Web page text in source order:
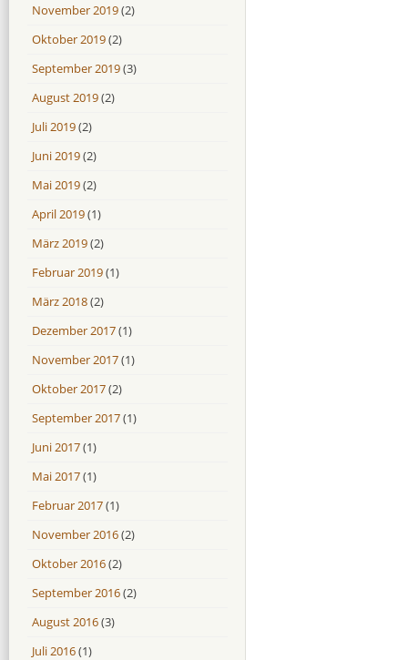
November 2019(2)
Oktober 2019(2)
September 2019(3)
August 2019(2)
Juli 2019(2)
Juni 2019(2)
Mai 2019(2)
April 2019(1)
März 2019(2)
Februar 2019(1)
März 2018(2)
Dezember 2017(1)
November 2017(1)
Oktober 2017(2)
September 2017(1)
Juni 2017(1)
Mai 2017(1)
Februar 2017(1)
November 2016(2)
Oktober 2016(2)
September 2016(2)
August 2016(3)
Juli 2016(1)